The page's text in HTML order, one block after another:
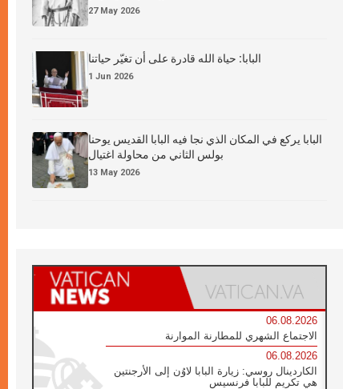
27 May 2026
البابا: حياة الله قادرة على أن تغيّر حياتنا
1 Jun 2026
البابا يركع في المكان الذي نجا فيه البابا القديس يوحنا
بولس الثاني من محاولة اغتيال
13 May 2026
06.08.2026
الاجتماع الشهري للمطارنة الموارنة
06.08.2026
الكاردينال روسي: زيارة البابا لاوُن إلى الأرجنتين
هي تكريم للبابا فرنسيس